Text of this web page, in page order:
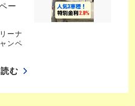
ー
ーナ
ンペ
む